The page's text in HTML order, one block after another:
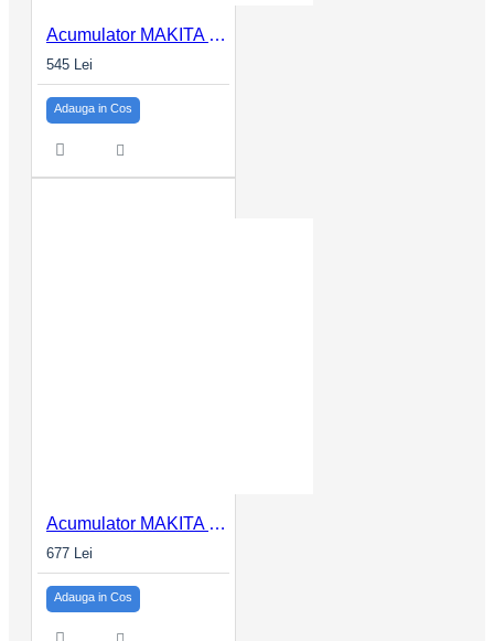
Acumulator MAKITA LXT BL1860B 18V 6.0Ah
545 Lei
Adauga in Cos
Acumulator MAKITA XGT BL4025 40Vmax 2.5Ah
677 Lei
Adauga in Cos